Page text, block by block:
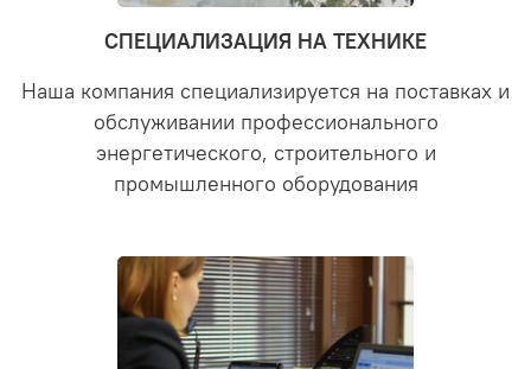
СПЕЦИАЛИЗАЦИЯ НА ТЕХНИКЕ
Наша компания специализируется на поставках и
обслуживании профессионального
энергетического, строительного и
промышленного оборудования